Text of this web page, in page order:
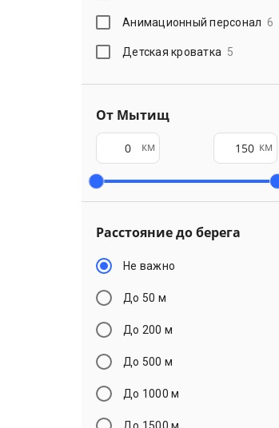
Анимационный персонал 6
Детская кроватка 5
От Мытищ
км км
Расстояние до берега
Не важно
До 50 м
До 200 м
До 500 м
До 1000 м
До 1500 м